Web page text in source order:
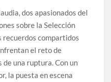
dos apasionados del
sobre la Selección
recuerdos compartidos
el reto de
una ruptura. Con un
la puesta en escena